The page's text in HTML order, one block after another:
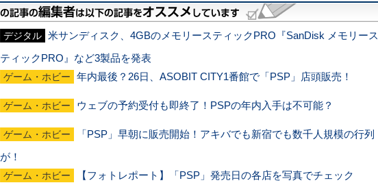
デジタル 米サンディスク、4GBのメモリースティックPRO『SanDisk メモリース
ティックPRO』など3製品を発表
ゲーム・ホビー 年内最後？26日、ASOBIT CITY1番館で「PSP」店頭販売！
ゲーム・ホビー ウェブの予約受付も即終了！PSPの年内入手は不可能？
ゲーム・ホビー
「PSP」早朝に販売開始！アキバでも新宿でも数千人規模の行列
が！
ゲーム・ホビー 【フォトレポート】「PSP」発売日の各店を写真でチェック